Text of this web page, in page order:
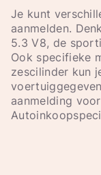
Je kunt
aanmelden.
5.3 V8, de
Ook specifieke
zescilinder kun
aanmelding